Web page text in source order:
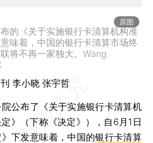
原图
的《关于实施银行卡清算机构准
味着，中国的银行卡清算市场终
将不再一家独大。Wang
李小晓 张宇哲
布了《关于实施银行卡清算机
》（下称《决定》），自6月1日
下发意味着，中国的银行卡清算